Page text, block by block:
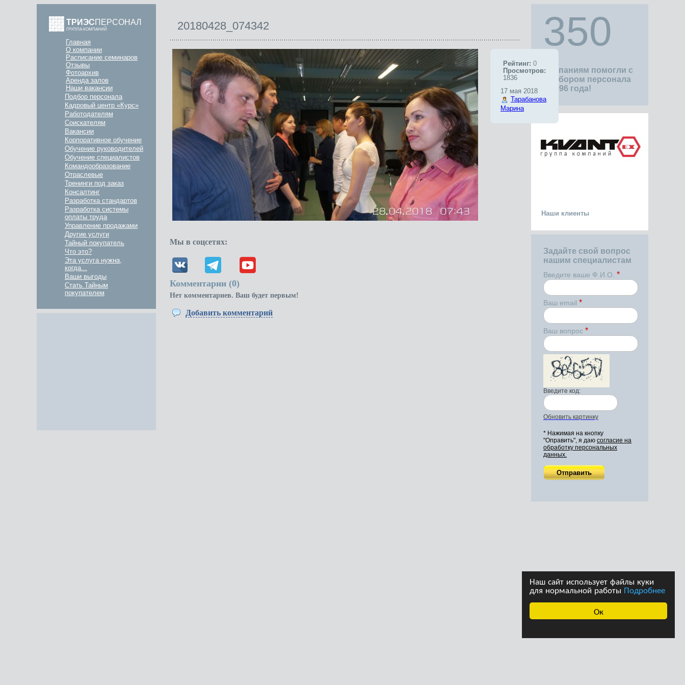
Ок
Наш сайт использует файлы куки
для нормальной работы Подробнее
ТРИЭСПЕРСОНАЛ
ГРУППА КОМПАНИЙ
Главная
О компании
Расписание семинаров
Отзывы
Фотоархив
Аренда залов
Наши вакансии
Подбор персонала
Кадровый центр «Курс»
Работодателям
Соискателям
Вакансии
Корпоративное обучение
Обучение руководителей
Обучение специалистов
Командообразование
Отраслевые
Тренинги под заказ
Консалтинг
Разработка стандартов
Разработка системы
оплаты труда
Управление продажами
Другие услуги
Тайный покупатель
Что это?
Эта услуга нужна,
когда...
Ваши выгоды
Стать Тайным
покупателем
350
компаниям помогли с
подбором персонала
с 1996 года!
Наши клиенты
Задайте свой вопрос
нашим специалистам
Введите ваше Ф.И.О. *
Ваш email *
Ваш вопрос *
Введите код:
Обновить картинку
* Нажимая на кнопку
"Оправить", я даю согласие на
обработку персональных
данных.
20180428_074342
Рейтинг: 0
Просмотров:
1836
17 мая 2018
Тарабанова
Марина
Мы в соцсетях:
Комментарии (0)
Нет комментариев. Ваш будет первым!
Добавить комментарий